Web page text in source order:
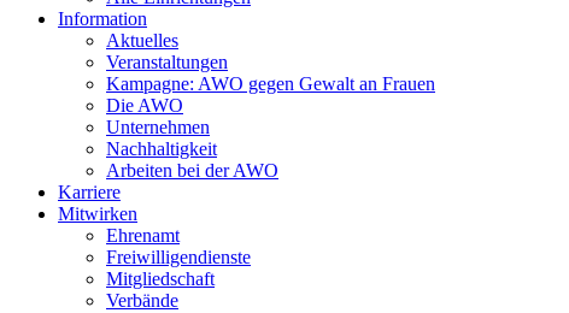
Information
Aktuelles
Veranstaltungen
Kampagne: AWO gegen Gewalt an Frauen
Die AWO
Unternehmen
Nachhaltigkeit
Arbeiten bei der AWO
Karriere
Mitwirken
Ehrenamt
Freiwilligendienste
Mitgliedschaft
Verbände